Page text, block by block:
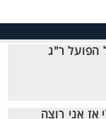
הפועל ר"ג
אז אני רוצה